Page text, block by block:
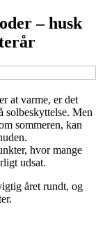
– husk
at varme, er det
solbeskyttelse. Men
sommeren, kan
hvor mange
udsat.
året rundt, og